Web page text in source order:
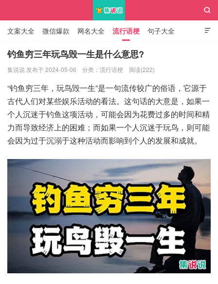

文案大全 微信爆款 网名大全 流行语梗 句子大全
知识大全

钓鱼穷三年玩鸟毁一生是什么意思?
集说说 发布于 2024-05-06 分类： 流行语梗 阅读(222)
“钓鱼穷三年，玩鸟毁一生”是一句流传较广的俗语，它源于
古代人们对某些娱乐活动的看法。这句话的大意是，如果一
个人沉迷于钓鱼这项活动，可能会因为花费过多的时间和精
力而导致经济上的困难；而如果一个人沉迷于玩鸟，则可能
会因为过于沉溺于这种活动而影响到个人的发展和成就。